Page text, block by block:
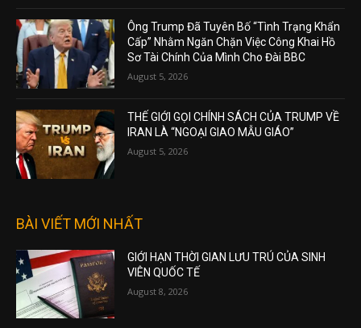
Ông Trump Đã Tuyên Bố “Tình Trạng Khẩn
Cấp” Nhằm Ngăn Chặn Việc Công Khai Hồ
Sơ Tài Chính Của Mình Cho Đài BBC
August 5, 2026
THẾ GIỚI GỌI CHÍNH SÁCH CỦA TRUMP VỀ
IRAN LÀ “NGOẠI GIAO MẪU GIÁO”
August 5, 2026
BÀI VIẾT MỚI NHẤT
GIỚI HẠN THỜI GIAN LƯU TRÚ CỦA SINH
VIÊN QUỐC TẾ
August 8, 2026